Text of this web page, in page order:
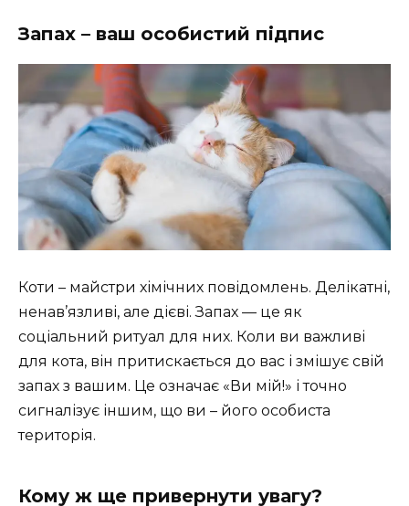
Запах – ваш особистий підпис
Коти – майстри хімічних повідомлень. Делікатні,
ненав’язливі, але дієві. Запах — це як
соціальний ритуал для них. Коли ви важливі
для кота, він притискається до вас і змішує свій
запах з вашим. Це означає «Ви мій!» і точно
сигналізує іншим, що ви – його особиста
територія.
Кому ж ще привернути увагу?